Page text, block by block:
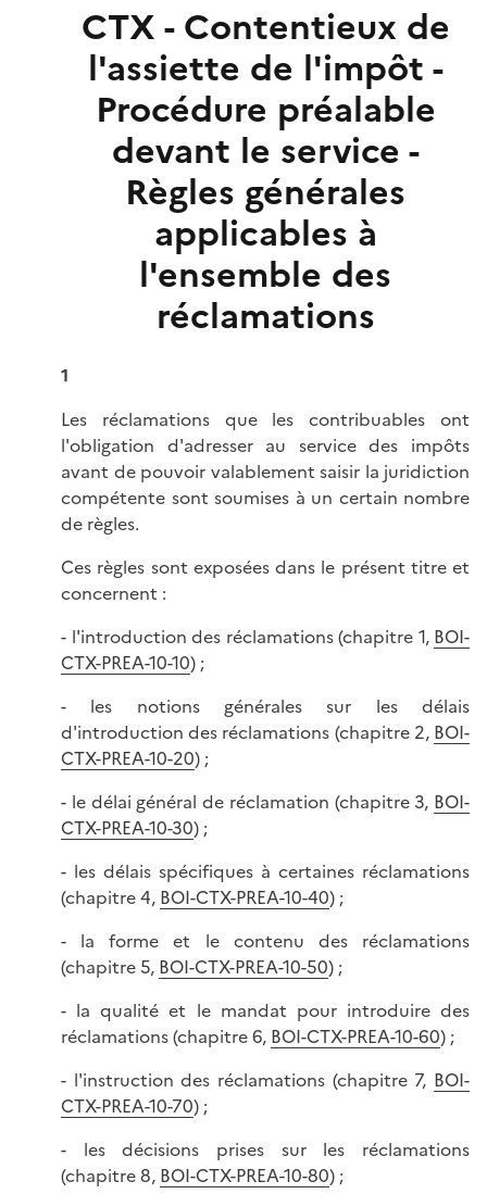
CTX - Contentieux de
l'assiette de l'impôt -
Procédure préalable
devant le service -
Règles générales
applicables à
l'ensemble des
réclamations
1
Les réclamations que les contribuables ont
l'obligation d'adresser au service des impôts
avant de pouvoir valablement saisir la juridiction
compétente sont soumises à un certain nombre
de règles.
Ces règles sont exposées dans le présent titre et
concernent :
- l'introduction des réclamations (chapitre 1, BOI-
CTX-PREA-10-10) ;
- les notions générales sur les délais
d'introduction des réclamations (chapitre 2, BOI-
CTX-PREA-10-20) ;
- le délai général de réclamation (chapitre 3, BOI-
CTX-PREA-10-30) ;
- les délais spécifiques à certaines réclamations
(chapitre 4, BOI-CTX-PREA-10-40) ;
- la forme et le contenu des réclamations
(chapitre 5, BOI-CTX-PREA-10-50) ;
- la qualité et le mandat pour introduire des
réclamations (chapitre 6, BOI-CTX-PREA-10-60) ;
- l'instruction des réclamations (chapitre 7, BOI-
CTX-PREA-10-70) ;
- les décisions prises sur les réclamations
(chapitre 8, BOI-CTX-PREA-10-80) ;